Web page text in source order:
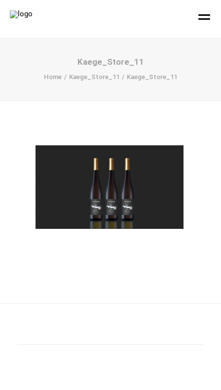
Ihr Design
hallo!
Kaege_Store_11
Home Kaege_Store_11 Kaege_Store_11